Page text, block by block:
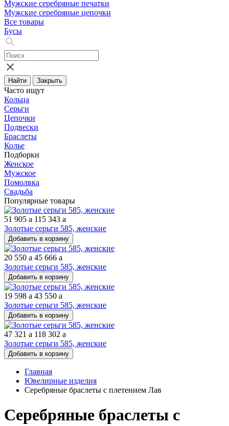
Мужские серебряные печатки
Мужские серебряные цепочки
Все товары
Бусы
Найти Закрыть
Часто ищут
Кольца
Серьги
Цепочки
Подвески
Браслеты
Колье
Подборки
Женское
Мужское
Помолвка
Свадьба
Популярные товары
51 905 a 115 343 a
Золотые серьги 585, женские
Добавить в корзину
20 550 a 45 666 a
Золотые серьги 585, женские
Добавить в корзину
19 598 a 43 550 a
Золотые серьги 585, женские
Добавить в корзину
47 321 a 118 302 a
Золотые серьги 585, женские
Добавить в корзину
Главная
Ювелирные изделия
Серебряные браслеты с плетением Лав
Серебряные браслеты с